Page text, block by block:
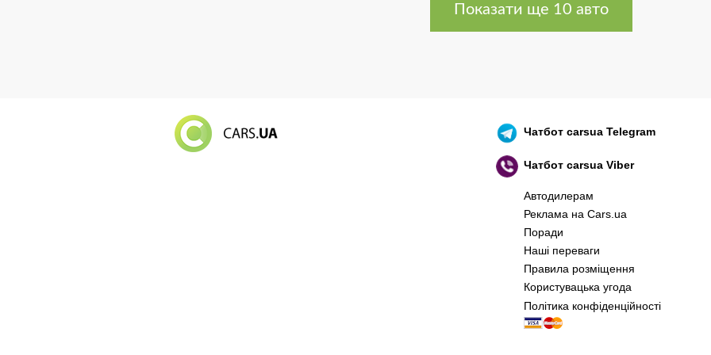
Російський воєнний корабель, іди нах..й! 🇷🇺 🚢 🖕 PS:
Показати ще 10 авто
Чатботcarsua Telegram
Чатботcarsua Viber
Автодилерам
Реклама на Cars.ua
Поради
Наші переваги
Правила розміщення
Користувацька угода
Політика конфіденційності